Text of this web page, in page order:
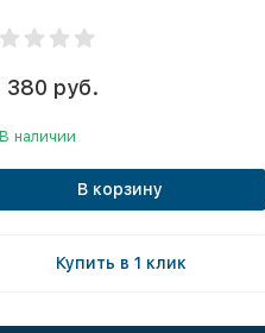
380 руб.
В наличии
В корзину
Купить в 1 клик